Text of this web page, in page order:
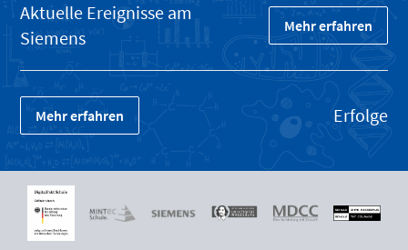
Aktuelle Ereignisse am
Siemens
Mehr erfahren
Mehr erfahren Erfolge